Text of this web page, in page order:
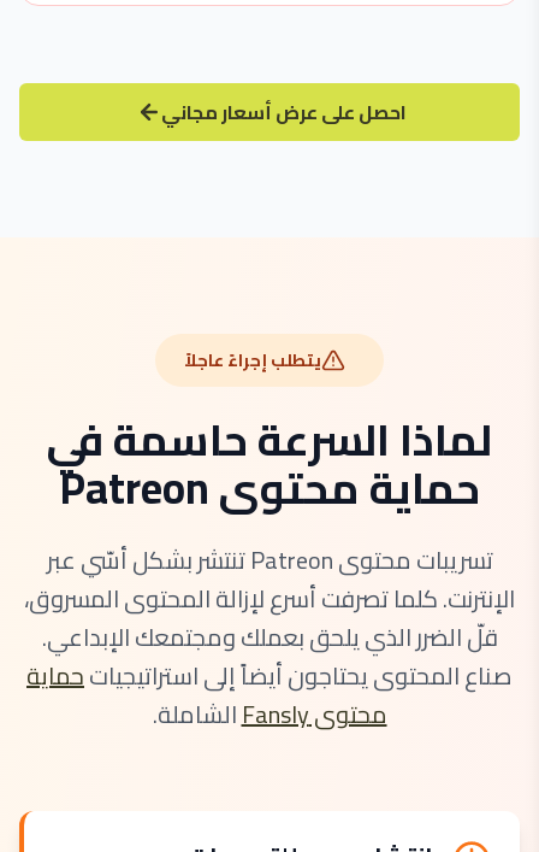
احصل على عرض أسعار مجاني
يتطلب إجراءً عاجلاً
لماذا السرعة حاسمة في
حماية محتوى Patreon
تسريبات محتوى Patreon تنتشر بشكل أسّي عبر
الإنترنت. كلما تصرفت أسرع لإزالة المحتوى المسروق،
قلّ الضرر الذي يلحق بعملك ومجتمعك الإبداعي.
صناع المحتوى يحتاجون أيضاً إلى استراتيجياتحماية
محتوى Fansly
الشاملة.